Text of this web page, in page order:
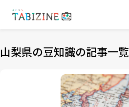
山梨県の豆知識の記事一覧